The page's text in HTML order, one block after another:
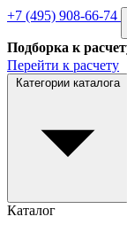
+7 (495) 908-66-74
Подборка к
Перейти к расчету
Категории каталога
Каталог